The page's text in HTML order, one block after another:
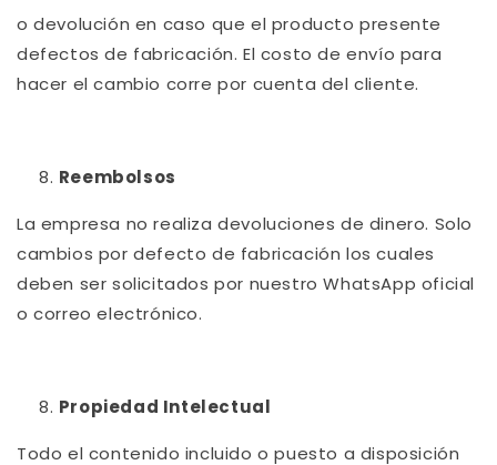
o devolución en caso que el producto presente
defectos de fabricación. El costo de envío para
hacer el cambio corre por cuenta del cliente.
Reembolsos
La empresa no realiza devoluciones de dinero. Solo
cambios por defecto de fabricación los cuales
deben ser solicitados por nuestro WhatsApp oficial
o correo electrónico.
Propiedad Intelectual
Todo el contenido incluido o puesto a disposición